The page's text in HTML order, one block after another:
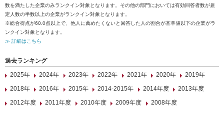
数を満たした企業のみランクイン対象となります。その他の部門においては有効回答者数が規
定人数の半数以上の企業がランクイン対象となります。
※総合得点が60.0点以上で、他人に薦めたくないと回答した人の割合が基準値以下の企業がラ
ンクイン対象となります。
≫ 詳細はこちら
過去ランキング
2025年
2024年 2023年 2022年 2021年 2020年
2019年
2018年
2016年 2015年 2014-2015年 2014年度
2013年度
2012年度
2011年度 2010年度 2009年度 2008年度